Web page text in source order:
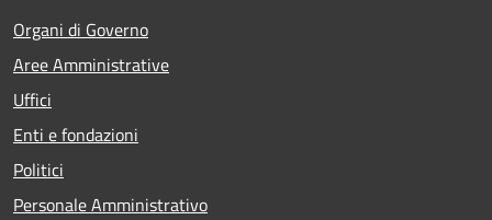
Organi di Governo
Aree Amministrative
Uffici
Enti e fondazioni
Politici
Personale Amministrativo